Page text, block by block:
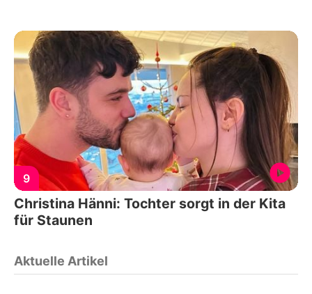
9
Christina Hänni: Tochter sorgt in der Kita
für Staunen
Aktuelle Artikel